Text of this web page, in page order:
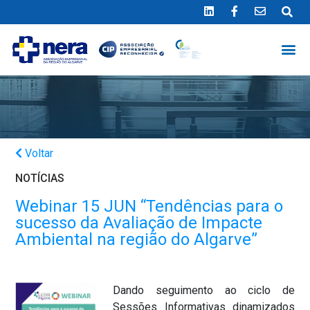
Voltar
NOTÍCIAS
Webinar 15 JUN “Tendências para o
sucesso da Avaliação de Impacte
Ambiental na região do Algarve”
Dando seguimento ao ciclo de
Sessões Informativas dinamizados